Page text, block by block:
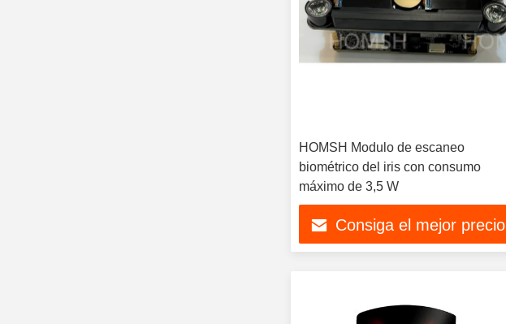
HOMSH Modulo de escaneo
biométrico del iris con consumo
máximo de 3,5 W
Consiga el mejor precio